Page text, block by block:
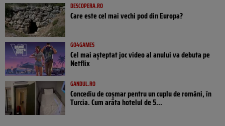
DESCOPERA.RO
Care este cel mai vechi pod din Europa?
GO4GAMES
Cel mai așteptat joc video al anului va debuta pe
Netflix
GANDUL.RO
Concediu de coșmar pentru un cuplu de români, în
Turcia. Cum arăta hotelul de 5...